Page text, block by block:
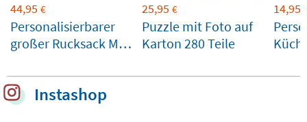
44,95 €
Personalisierbarer
großer Rucksack Mr.
25,95 €
Puzzle mit Foto auf
Karton 280 Teile
14,95
Instashop